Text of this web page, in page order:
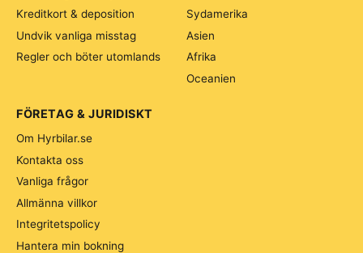
Sydamerika
Asien
Afrika
Oceanien
Kreditkort & deposition
Undvik vanliga misstag
Regler och böter utomlands
FÖRETAG & JURIDISKT
Om Hyrbilar.se
Kontakta oss
Vanliga frågor
Allmänna villkor
Integritetspolicy
Hantera min bokning